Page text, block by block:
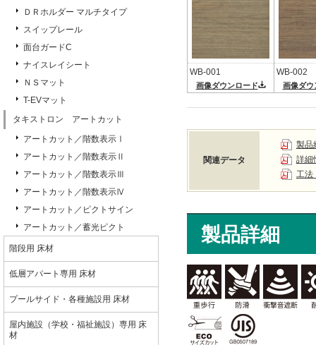
WB-001
画像ダウンロード
WB-002
画像ダウ
関連データ
製品
詳細
工法
製品詳細
ＤＲホルダー マルチタイプ
スイップレール
面台ガードC
ナイスレイシート
ＮＳマット
T-EVマット
タキストロン アートカット
アートカット／階数表示Ⅰ
アートカット／階数表示Ⅱ
アートカット／階数表示Ⅲ
アートカット／階数表示Ⅳ
アートカット／ピクトサイン
アートカット／蓄光ピクト
階段用 床材
低層アパート専用 床材
プールサイド・各種施設用 床材
屋内施設（学校・福祉施設）専用 床
材